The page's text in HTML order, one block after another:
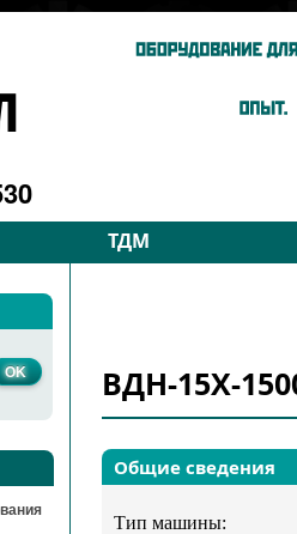
ТДМ
Запчасти
Подбор
ВДН-15Х-
Общие сведения
Тип машины: